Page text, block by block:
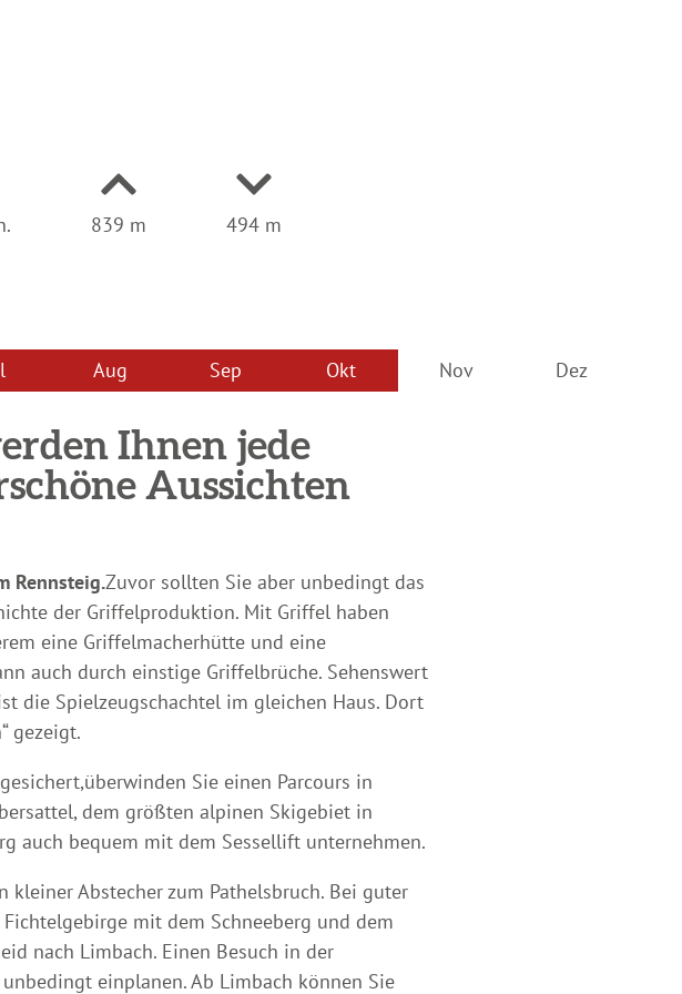
839 m 494 m
Aug Sep Okt Nov Dez
Ihnen jede
Aussichten
Rennsteig.Zuvor sollten Sie aber unbedingt das
der Griffelproduktion. Mit Griffel haben
eine Griffelmacherhütte und eine
auch durch einstige Griffelbrüche. Sehenswert
die Spielzeugschachtel im gleichen Haus. Dort
gezeigt.
Sie einen Parcours in
dem größten alpinen Skigebiet in
auch bequem mit dem Sessellift unternehmen.
Abstecher zum Pathelsbruch. Bei guter
mit dem Schneeberg und dem
nach Limbach. Einen Besuch in der
einplanen. Ab Limbach können Sie